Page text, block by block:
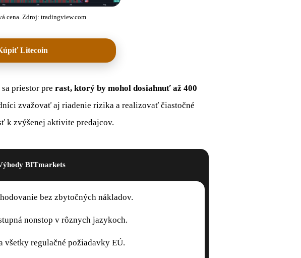
cena. Zdroj: tradingview.com
Litecoin
priestor pre rast, ktorý by mohol dosiahnuť až 400
zvažovať aj riadenie rizika a realizovať čiastočné
k zvýšenej aktivite predajcov.
BITmarkets
bez zbytočných nákladov.
nonstop v rôznych jazykoch.
všetky regulačné požiadavky EÚ.